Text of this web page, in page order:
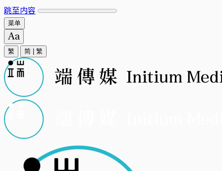
跳至内容
菜单
繁 简 繁